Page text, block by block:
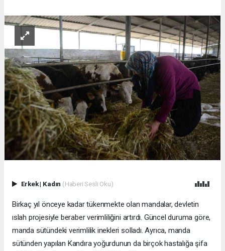
Erkek| Kadın (Haberi Sesli Oku)
Birkaç yıl önceye kadar tükenmekte olan mandalar, devletin
ıslah projesiyle beraber verimliliğini artırdı. Güncel duruma göre,
manda sütündeki verimlilik inekleri solladı. Ayrıca, manda
sütünden yapılan Kandıra yoğurdunun da birçok hastalığa şifa